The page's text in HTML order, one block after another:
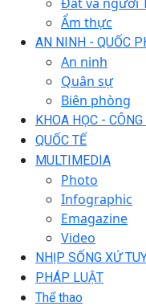
Ẩm thực
AN NINH - QUỐC
An ninh
Quân sự
Biên phòng
KHOA HỌC - CÔNG
QUỐC TẾ
MULTIMEDIA
Photo
Infographic
Emagazine
Video
NHỊP SỐNG XỨ
PHÁP LUẬT
Thể thao